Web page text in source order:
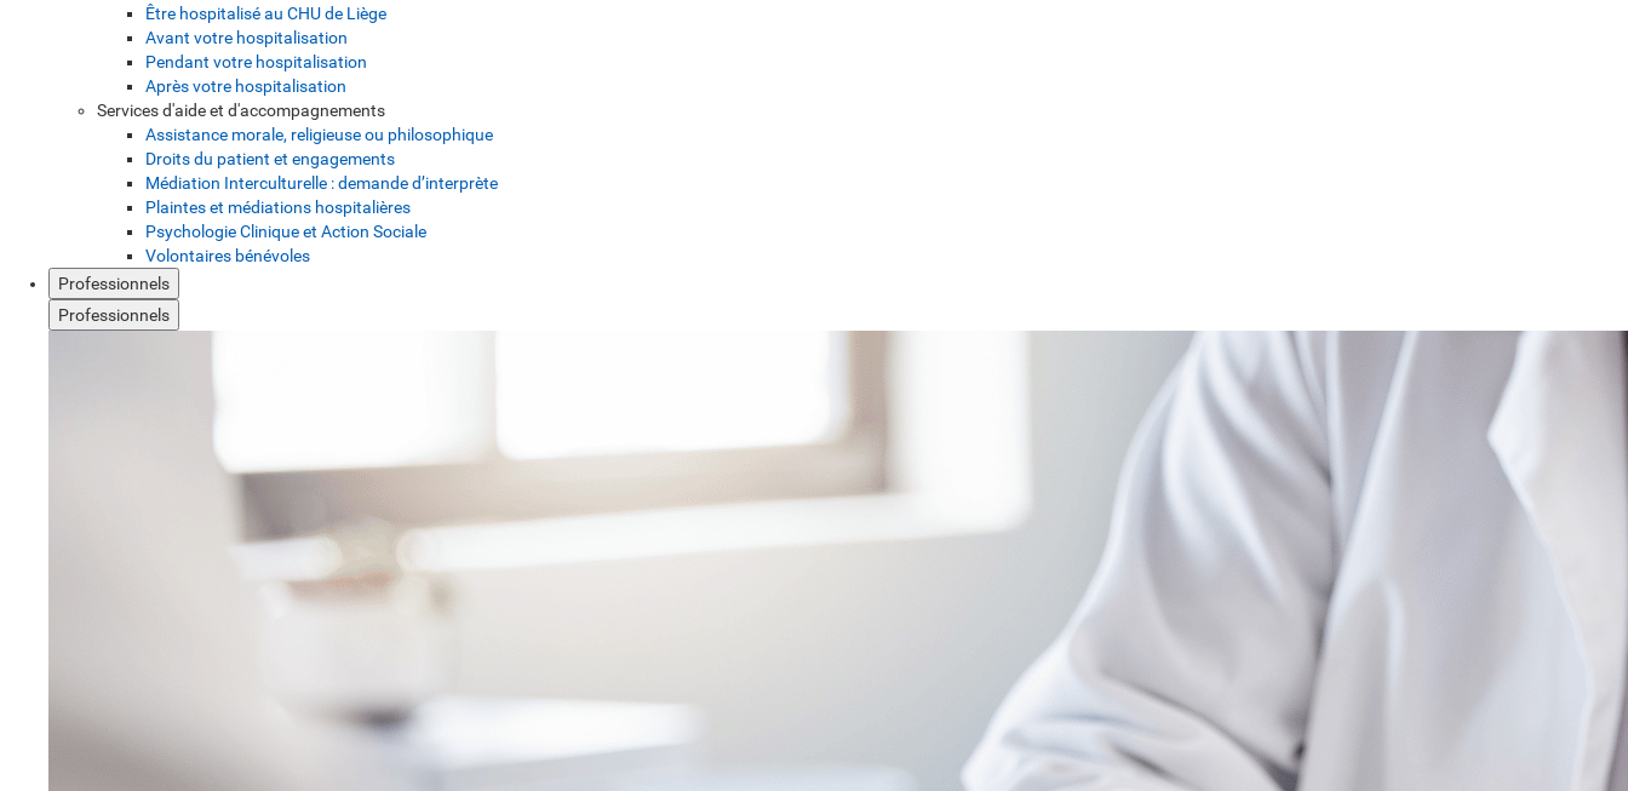
Être hospitalisé au CHU de Liège
Avant votre hospitalisation
Pendant votre hospitalisation
Après votre hospitalisation
Services d'aide et d'accompagnements
Assistance morale, religieuse ou philosophique
Droits du patient et engagements
Médiation Interculturelle : demande d’interprète
Plaintes et médiations hospitalières
Psychologie Clinique et Action Sociale
Volontaires bénévoles
Professionnels
Professionnels